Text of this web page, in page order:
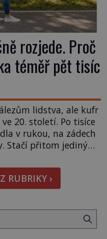
rozjede. Proč
téměř pět tisíc
lidstva, ale kufr
20. století. Po tisíce
v rukou, na zádech
Stačí přitom jediný
jednou se na letišti
RUBRIKY ›